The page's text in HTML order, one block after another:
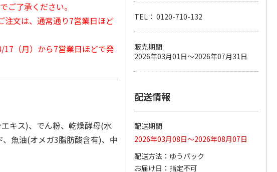
ペット線香 虹のか
ご了承ください。
注文は、通常通り7営業日ほど
（月）から7営業日ほどで発
キス)、でん粉、乾燥酵母(水
魚油(オメガ3脂肪酸含有)、中
TEL： 0120-710-132
販売期間
2026年03月01日～2026年07月31日
配送情報
配送期間
2026年03月08日～2026年08月07日
配送方法
ゆうパック
お届け日
指定不可